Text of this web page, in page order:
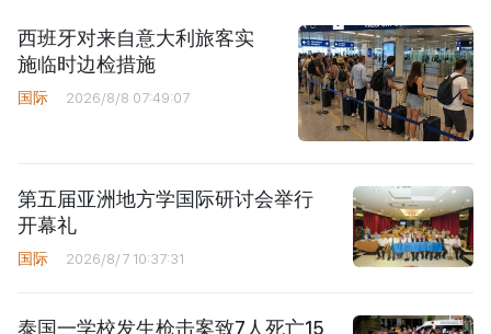
西班牙对来自意大利旅客实
施临时边检措施
国际 2026/8/8 07:49:07
第五届亚洲地方学国际研讨会举行
开幕礼
国际 2026/8/7 10:37:31
泰国一学校发生枪击案致7人死亡15